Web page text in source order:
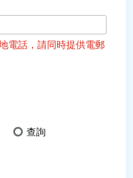
電話，請同時提供電郵
查詢